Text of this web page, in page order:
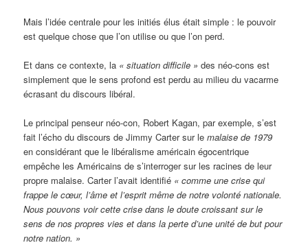
Mais l’idée centrale pour les initiés élus était simple : le pouvoir
est quelque chose que l’on utilise ou que l’on perd.
Et dans ce contexte, la « situation difficile » des néo-cons est
simplement que le sens profond est perdu au milieu du vacarme
écrasant du discours libéral.
Le principal penseur néo-con, Robert Kagan, par exemple, s’est
fait l’écho du discours de Jimmy Carter sur lemalaise de 1979
en considérant que le libéralisme américain égocentrique
empêche les Américains de s’interroger sur les racines de leur
propre malaise. Carter l’avait identifié « comme une crise qui
frappe le cœur, l’âme et l’esprit même de notre volonté nationale.
Nous pouvons voir cette crise dans le doute croissant sur le
sens de nos propres vies et dans la perte d’une unité de but pour
notre nation. »